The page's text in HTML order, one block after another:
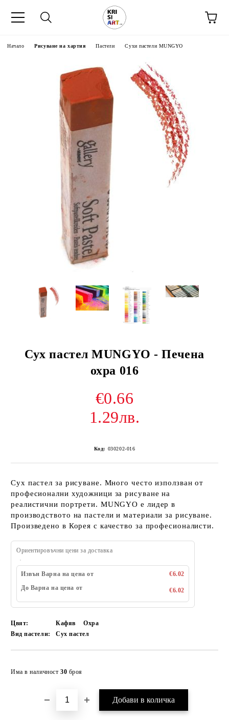
Начало Рисуване на хартия Пастели Сухи пастели MUNGYO
Сух пастел MUNGYO - Печена
охра 016
€0.66
1.29лв.
Код: 030202-016
Сух пастел за рисуване. Много често използван от
професионални художници за рисуване на
реалистични портрети. MUNGYO е лидер в
производството на пастели и материали за рисуване.
Произведено в Корея с качество за професионалисти.
Ориентировъчни цени за доставка
Извън Варна на цена от
€6.02
До Варна на цена от
€6.02
Цвят: Кафяв
Охра
Вид пастели:
Сух пастел
Има в наличност 30 броя